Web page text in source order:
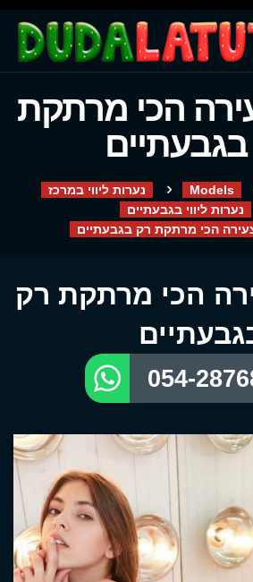
הכי מרתקת
Models
נערות ליווי במרכז
נערות ליווי בגבעתיים
הכי מרתקת רק בגבעתיים
הכי מרתקת רק
054-